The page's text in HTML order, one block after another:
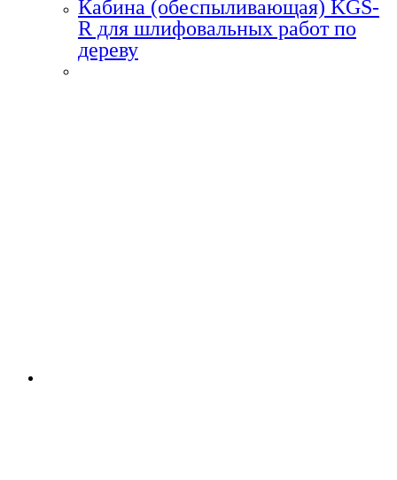
Кабина (обеспыливающая) KGS-
R для шлифовальных работ по
дереву